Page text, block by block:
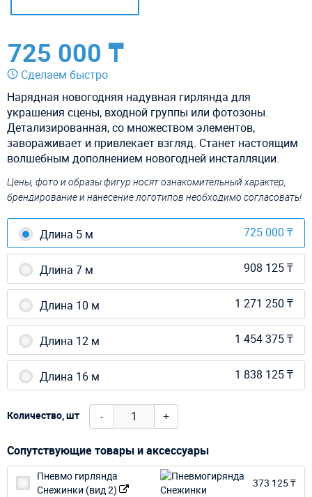
725 000 ₸
Сделаем быстро
Нарядная новогодняя надувная гирлянда для
украшения сцены, входной группы или фотозоны.
Детализированная, со множеством элементов,
завораживает и привлекает взгляд. Станет настоящим
волшебным дополнением новогодней инсталляции.
Цены, фото и образы фигур носят ознакомительный характер,
брендирование и нанесение логотипов необходимо согласовать!
Длина 5 м 725 000 ₸
Длина 7 м 908 125 ₸
Длина 10 м 1 271 250 ₸
Длина 12 м 1 454 375 ₸
Длина 16 м 1 838 125 ₸
Количество, шт - +
Сопутствующие товары и аксессуары
Пневмо гирлянда
Снежинки (вид 2)
373 125 ₸